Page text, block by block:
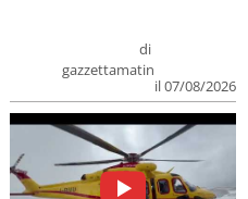
di
gazzettamatin
il 07/08/2026